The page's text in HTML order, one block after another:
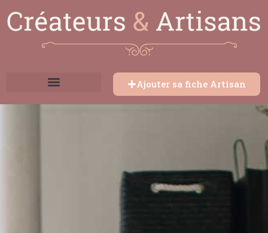
Ajouter sa fiche Artisan